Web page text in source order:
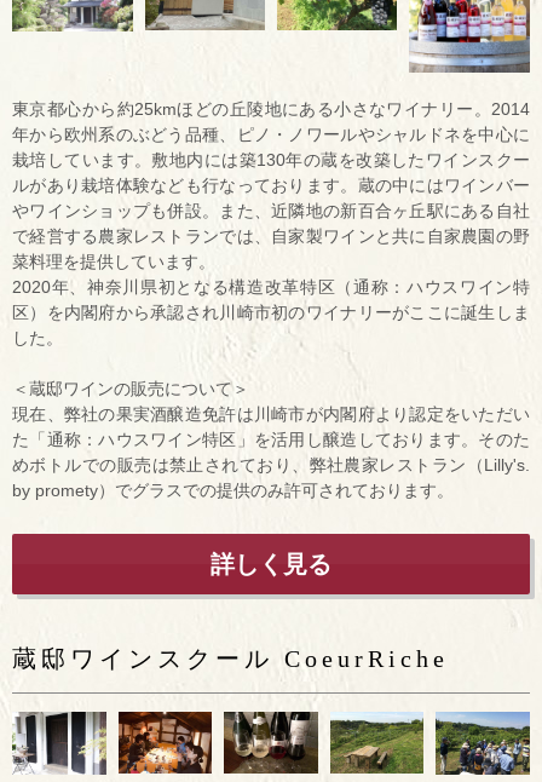
東京都心から約25kmほどの丘陵地にある小さなワイナリー。2014
年から欧州系のぶどう品種、ピノ・ノワールやシャルドネを中心に
栽培しています。敷地内には築130年の蔵を改築したワインスクー
ルがあり栽培体験なども行なっております。蔵の中にはワインバー
やワインショップも併設。また、近隣地の新百合ヶ丘駅にある自社
で経営する農家レストランでは、自家製ワインと共に自家農園の野
菜料理を提供しています。
2020年、神奈川県初となる構造改革特区（通称：ハウスワイン特
区）を内閣府から承認され川崎市初のワイナリーがここに誕生しま
した。
＜蔵邸ワインの販売について＞
現在、弊社の果実酒醸造免許は川崎市が内閣府より認定をいただい
た「通称：ハウスワイン特区」を活用し醸造しております。そのた
めボトルでの販売は禁止されており、弊社農家レストラン（Lilly's.
by promety）でグラスでの提供のみ許可されております。
詳しく見る
蔵邸ワインスクール CoeurRiche